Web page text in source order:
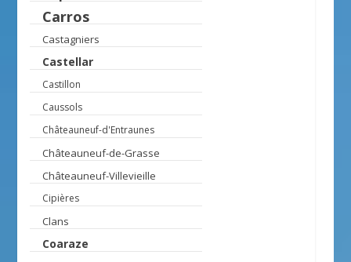
Carros
Castagniers
Castellar
Castillon
Caussols
Châteauneuf-d'Entraunes
Châteauneuf-de-Grasse
Châteauneuf-Villevieille
Cipières
Clans
Coaraze